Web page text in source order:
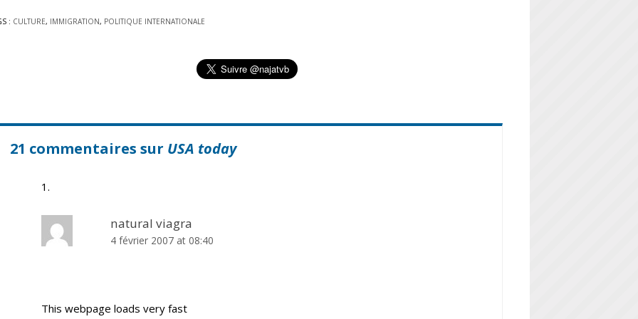
: CULTURE, IMMIGRATION, POLITIQUE INTERNATIONALE
21 commentaires sur USA today
natural viagra
4 février 2007 at 08:40
This webpage loads very fast